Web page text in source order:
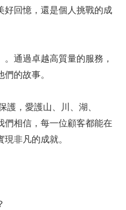
好回憶，還是個人挑戰的成
通過卓越高質量的服務，
的故事。
，愛護山、川、湖、
相信，每一位顧客都能在
非凡的成就。